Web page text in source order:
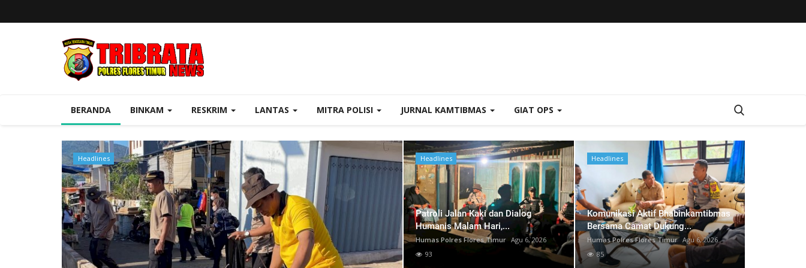
BERANDA BINKAM RESKRIM LANTAS MITRA POLISI JURNAL KAMTIBMAS GIAT OPS
Headlines Headlines
Headlines
Patroli Jalan Kaki dan Dialog
Humanis Malam Hari,...
Humas Polres Flores Timur Agu 6, 2026
93
Headlines
Komunikasi Aktif Bhabinkamtibmas
Bersama Camat Dukung...
Humas Polres Flores Timur Agu 6, 2026
85